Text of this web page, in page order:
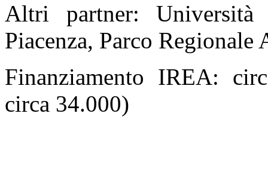
Altri partner:
Piacenza, Parco Regionale
Finanziamento IREA:
circa 34.000)